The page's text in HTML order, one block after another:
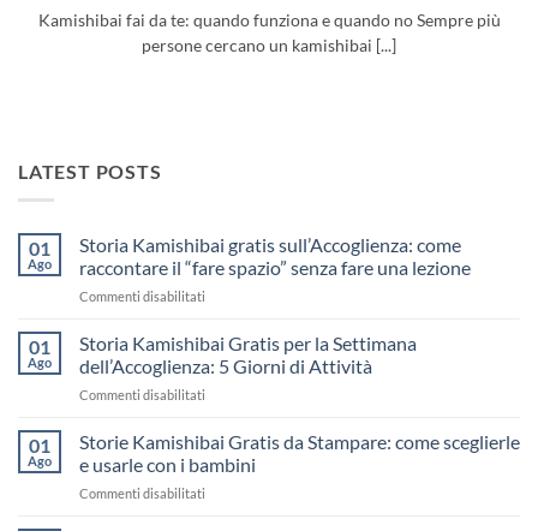
Kamishibai fai da te: quando funziona e quando no Sempre più
persone cercano un kamishibai [...]
LATEST POSTS
01
Ago
Storia Kamishibai gratis sull’Accoglienza: come
raccontare il “fare spazio” senza fare una lezione
Commenti disabilitati
Kamishibai
sull’Accoglienza:
il
“fare
01
Ago
Storia Kamishibai Gratis per la Settimana
dell’Accoglienza: 5 Giorni di Attività
Commenti disabilitati
Kamishibai
per
01
Ago
Storie Kamishibai Gratis da Stampare: come sceglierle
e usarle con i bambini
Commenti disabilitati